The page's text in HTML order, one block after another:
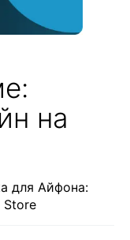
на
для Айфона:
Store